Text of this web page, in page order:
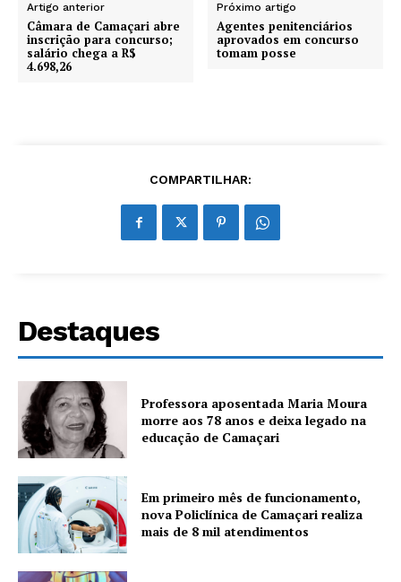
Artigo anterior
Câmara de Camaçari abre
inscrição para concurso;
salário chega a R$
4.698,26
Próximo artigo
Agentes penitenciários
aprovados em concurso
tomam posse
COMPARTILHAR:
Destaques
Professora aposentada Maria Moura
morre aos 78 anos e deixa legado na
educação de Camaçari
Em primeiro mês de funcionamento,
nova Policlínica de Camaçari realiza
mais de 8 mil atendimentos